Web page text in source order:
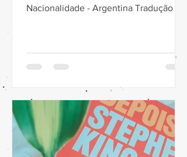
Nacionalidade - Argentina Tradução -